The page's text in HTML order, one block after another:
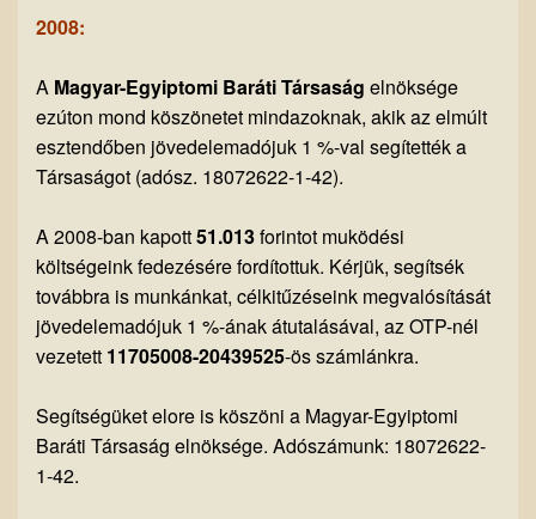
2008:
A Magyar-Egyiptomi Baráti Társaság elnöksége
ezúton mond köszönetet mindazoknak, akik az elmúlt
esztendőben jövedelemadójuk 1 %-val segítették a
Társaságot (adósz. 18072622-1-42).
A 2008-ban kapott51.013forintot muködési
költségeink fedezésére fordítottuk. Kérjük, segítsék
továbbra is munkánkat, célkitűzéseink megvalósítását
jövedelemadójuk 1 %-ának átutalásával, az OTP-nél
vezetett 11705008-20439525-ös számlánkra.
Segítségüket elore is köszöni a Magyar-Egyiptomi
Baráti Társaság elnöksége. Adószámunk: 18072622-
1-42.